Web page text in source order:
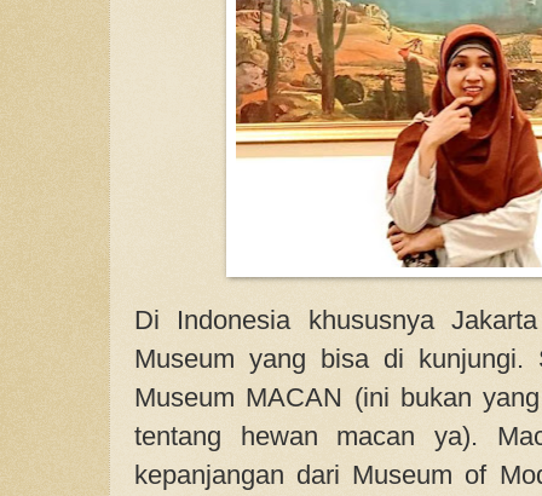
Di Indonesia khususnya
Museum yang bisa di kunjungi.
Museum MACAN (ini bukan
tentang hewan macan ya).
kepanjangan dari Museum of